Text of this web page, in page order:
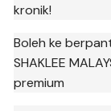
kronik!
Boleh ke
SHAKLEE
premium